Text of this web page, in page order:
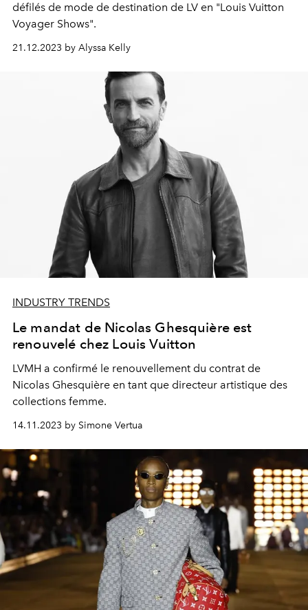
défilés de mode de destination de LV en "Louis Vuitton
Voyager Shows".
21.12.2023 by Alyssa Kelly
INDUSTRY TRENDS
Le mandat de Nicolas Ghesquière est
renouvelé chez Louis Vuitton
LVMH a confirmé le renouvellement du contrat de
Nicolas Ghesquière en tant que directeur artistique des
collections femme.
14.11.2023 by Simone Vertua